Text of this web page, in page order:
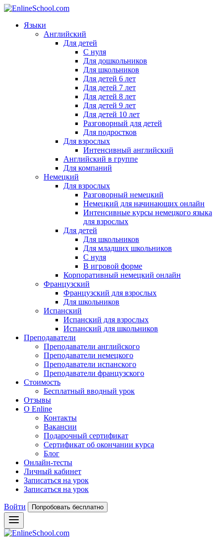
Языки
Английский
Для детей
С нуля
Для дошкольников
Для школьников
Для детей 6 лет
Для детей 7 лет
Для детей 8 лет
Для детей 9 лет
Для детей 10 лет
Разговорный для детей
Для подростков
Для взрослых
Интенсивный английский
Английский в группе
Для компаний
Немецкий
Для взрослых
Разговорный немецкий
Немецкий для начинающих онлайн
Интенсивные курсы немецкого языка
для взрослых
Для детей
Для школьников
Для младших школьников
С нуля
В игровой форме
Корпоративный немецкий онлайн
Французский
Французский для взрослых
Для школьников
Испанский
Испанский для взрослых
Испанский для школьников
Преподаватели
Преподаватели английского
Преподаватели немецкого
Преподаватели испанского
Преподаватели французского
Стоимость
Бесплатный вводный урок
Отзывы
О Enline
Контакты
Вакансии
Подарочный сертификат
Сертификат об окончании курса
Блог
Онлайн-тесты
Личный кабинет
Записаться на урок
Записаться на урок
Войти Попробовать бесплатно